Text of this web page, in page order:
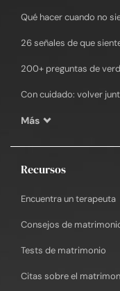
Qué hacer cuando no
26 señales de que
200+ preguntas de
Con cuidado: volver
Más
Recursos
Encuentra un terapeuta
Consejos de
Tests de matrimonio
Citas sobre el